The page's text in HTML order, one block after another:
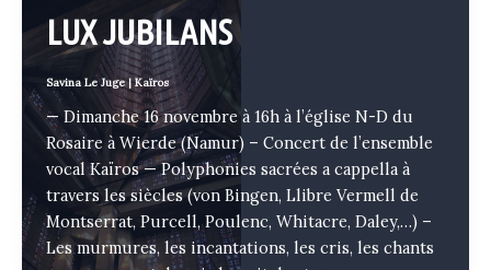
LUX JUBILANS
Savina Le Juge|Kaïros
— Dimanche 16 novembre à 16h à l’église N-D du
Rosaire à Wierde (Namur) – Concert de l’ensemble
vocal Kaïros — Polyphonies sacrées a cappella à
travers les siècles (von Bingen, Llibre Vermell de
Montserrat, Purcell, Poulenc, Whitacre, Daley,…) –
Les murmures, les incantations, les cris, les chants